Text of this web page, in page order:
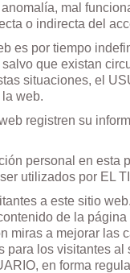
mal
o indirecta del
es por tiempo
que existan
situaciones, el
web.
registren su
personal en
utilizados por EL
a este sitio web.
de la
miras a mejorar las
para los visitantes al
en forma